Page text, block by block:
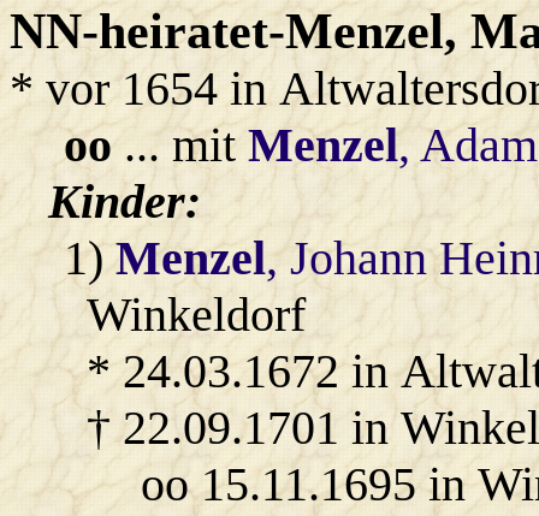
NN-heiratet-Menzel,
* vor 1654 in
oo... mitMenzel, Adam
Kinder:
1)Menzel, Johann
Winkeldorf
* 24.03.1672 in
† 22.09.1701 in
oo 15.11.1695 in